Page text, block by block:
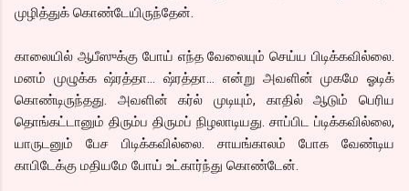
முழித்துக் கொண்டேயிருந்தேன்.
காலையில் ஆபீஸுக்கு போய் எந்த வேலையும் செய்ய பிடிக்கவில்லை.
மனம் முழுக்க ஷ்ரத்தா… ஷ்ரத்தா… என்று அவளின் முகமே ஓடிக்
கொண்டிருந்தது. அவளின் கர்ல் முடியும், காதில் ஆடும் பெரிய
தொங்கட்டானும் திரும்ப திருமப் நிழலாடியது. சாப்பிட ப்டிக்கவில்லை,
யாருடனும் பேச பிடிக்கவில்லை. சாயங்காலம் போக வேண்டிய
காபிடேக்கு மதியமே போய் உட்கார்ந்து கொண்டேன்.